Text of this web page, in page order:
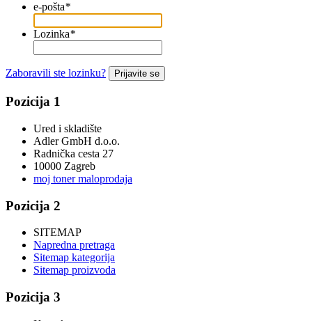
e-pošta*
Lozinka*
Zaboravili ste lozinku? Prijavite se
Pozicija 1
Ured i skladište
Adler GmbH d.o.o.
Radnička cesta 27
10000 Zagreb
moj toner maloprodaja
Pozicija 2
SITEMAP
Napredna pretraga
Sitemap kategorija
Sitemap proizvoda
Pozicija 3